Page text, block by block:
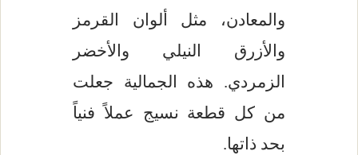
والمعادن، مثل ألوان القرمز
والأزرق النيلي والأخضر
الزمردي. هذه الجمالية جعلت
من كل قطعة نسيج عملاً فنياً
بحد ذاتها.